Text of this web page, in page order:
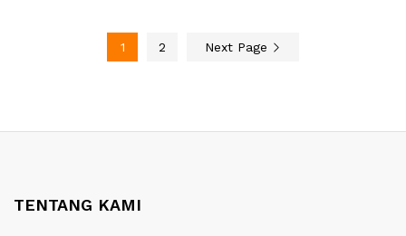
1 2 Next Page
TENTANG KAMI